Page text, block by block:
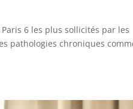
6 les plus sollicités par les
pathologies chroniques